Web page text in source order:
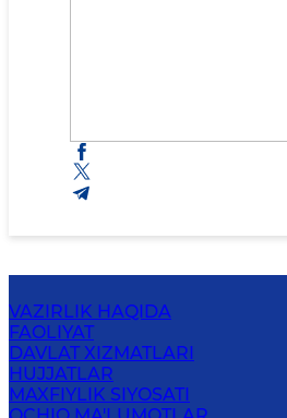
VAZIRLIK HAQIDA
FAOLIYAT
DAVLAT XIZMATLARI
HUJJATLAR
MAXFIYLIK SIYOSATI